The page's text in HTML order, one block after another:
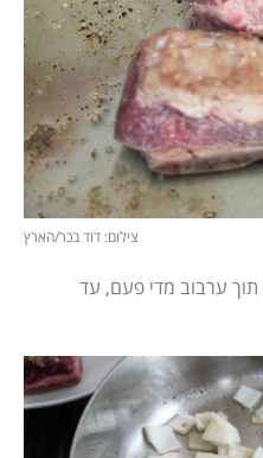
צילום: דוד בכר/הארץ
תוך ערבוב מדי פעם, עד